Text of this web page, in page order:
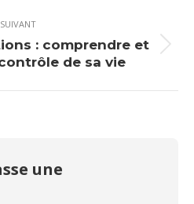
SUIVANT
Article
suivant
: comprendre et
de sa vie
une